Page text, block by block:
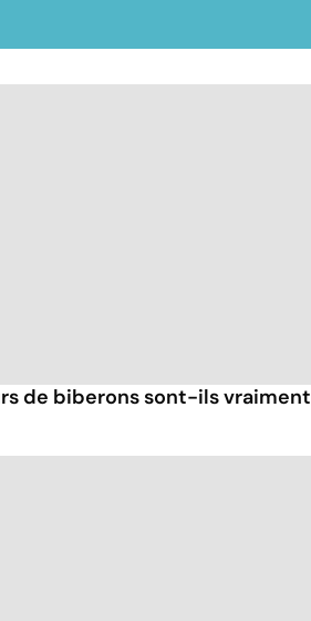
de biberons sont-ils vraiment